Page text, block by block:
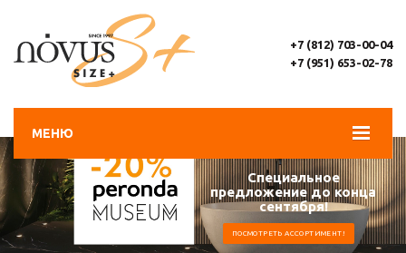
МЕНЮ
+7 (812) 703-00-04
+7 (951) 653-02-78
Специальное
предложение до конца
сентября!
ПОСМОТРЕТЬ АССОРТИМЕНТ!